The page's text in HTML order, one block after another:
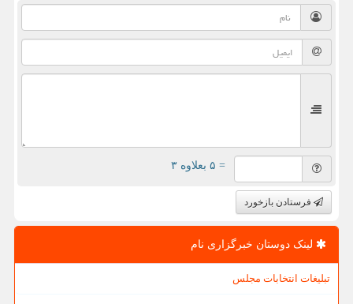
= ۵ بعلاوه ۳
فرستادن بازخورد
لینک دوستان خبرگزاری نام
تبلیغات انتخابات مجلس